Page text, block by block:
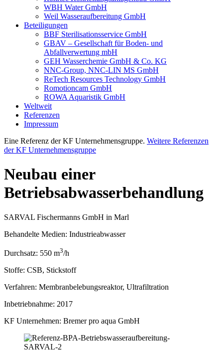
WBH Water GmbH
Weil Wasseraufbereitung GmbH
Beteiligungen
BBF Sterilisationsservice GmbH
GBAV – Gesellschaft für Boden- und
Abfallverwertung mbH
GEH Wasserchemie GmbH & Co. KG
NNC-Group, NNC-LIN MS GmbH
ReTech Resources Technology GmbH
Romotioncam GmbH
ROWA Aquaristik GmbH
Weltweit
Referenzen
Impressum
Eine Referenz der KF Unternehmensgruppe. Weitere Referenzen
der KF Unternehmensgruppe
Neubau einer
Betriebsabwasserbehandlung
SARVAL Fischermanns GmbH in Marl
Behandelte Medien: Industrieabwasser
Durchsatz: 550 m3/h
Stoffe: CSB, Stickstoff
Verfahren: Membranbelebungsreaktor, Ultrafiltration
Inbetriebnahme: 2017
KF Unternehmen: Bremer pro aqua GmbH